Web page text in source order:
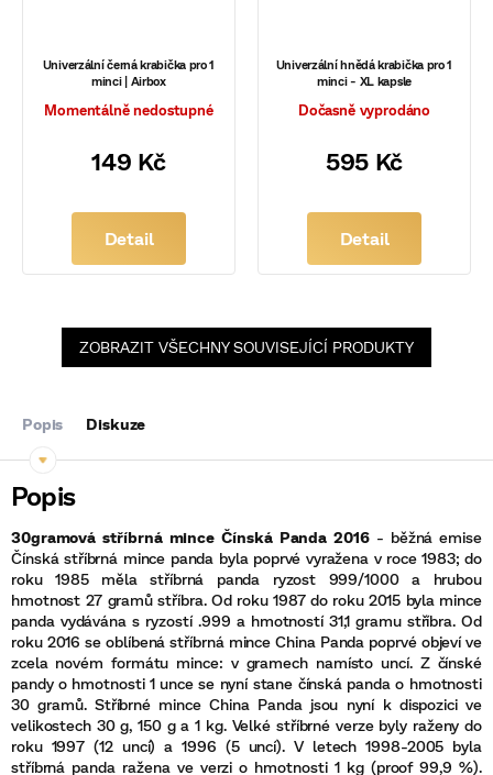
Univerzální černá krabička pro 1
minci | Airbox
Momentálně nedostupné
149 Kč
Detail
Univerzální hnědá krabička pro 1
minci - XL kapsle
Dočasně vyprodáno
595 Kč
Detail
ZOBRAZIT VŠECHNY SOUVISEJÍCÍ PRODUKTY
Popis Diskuze
30gramová stříbrná mince Čínská Panda 2016- běžná emise
Čínská stříbrná mince panda byla poprvé vyražena v roce 1983; do
roku 1985 měla stříbrná panda ryzost 999/1000 a hrubou
hmotnost 27 gramů stříbra. Od roku 1987 do roku 2015 byla mince
panda vydávána s ryzostí .999 a hmotností 31,1 gramu stříbra. Od
roku 2016 se oblíbená stříbrná mince China Panda poprvé objeví ve
zcela novém formátu mince: v gramech namísto uncí. Z čínské
pandy o hmotnosti 1 unce se nyní stane čínská panda o hmotnosti
30 gramů. Stříbrné mince China Panda jsou nyní k dispozici ve
velikostech 30 g, 150 g a 1 kg. Velké stříbrné verze byly raženy do
roku 1997 (12 uncí) a 1996 (5 uncí). V letech 1998-2005 byla
stříbrná panda ražena ve verzi o hmotnosti 1 kg (proof 99,9 %).